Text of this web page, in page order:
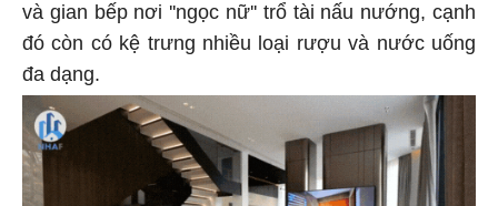
và gian bếp nơi ''ngọc nữ'' trổ tài nấu nướng, cạnh
đó còn có kệ trưng nhiều loại rượu và nước uống
đa dạng.